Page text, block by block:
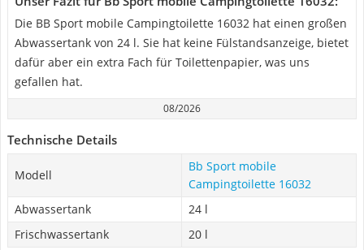
Die BB Sport mobile Campingtoilette 16032 hat einen großen
Abwassertank von 24 l. Sie hat keine Fülstandsanzeige, bietet
dafür aber ein extra Fach für Toilettenpapier, was uns
gefallen hat.
08/2026
Technische Details
Modell
Bb Sport mobile
Campingtoilette 16032
Abwassertank
24 l
Frischwassertank
20 l